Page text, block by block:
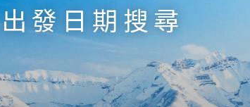
出發日期搜尋